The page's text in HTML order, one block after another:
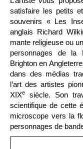
satisfaire les petits
souvenirs « Les
anglais Richard
mante religieuse ou
personnages de la
Brighton en
dans des médias
l’art des artistes
XIXe
siècle. Son
scientifique de cette
microscope vers la
personnages de